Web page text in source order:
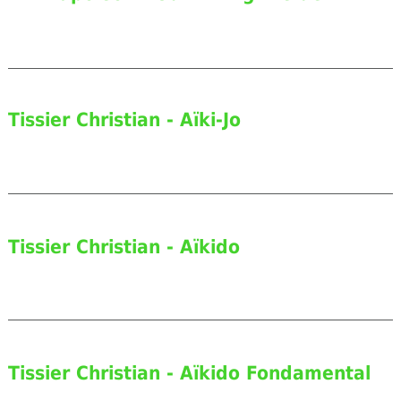
Tissier Christian - Aïki-Jo
Tissier Christian - Aïkido
Tissier Christian - Aïkido Fondamental